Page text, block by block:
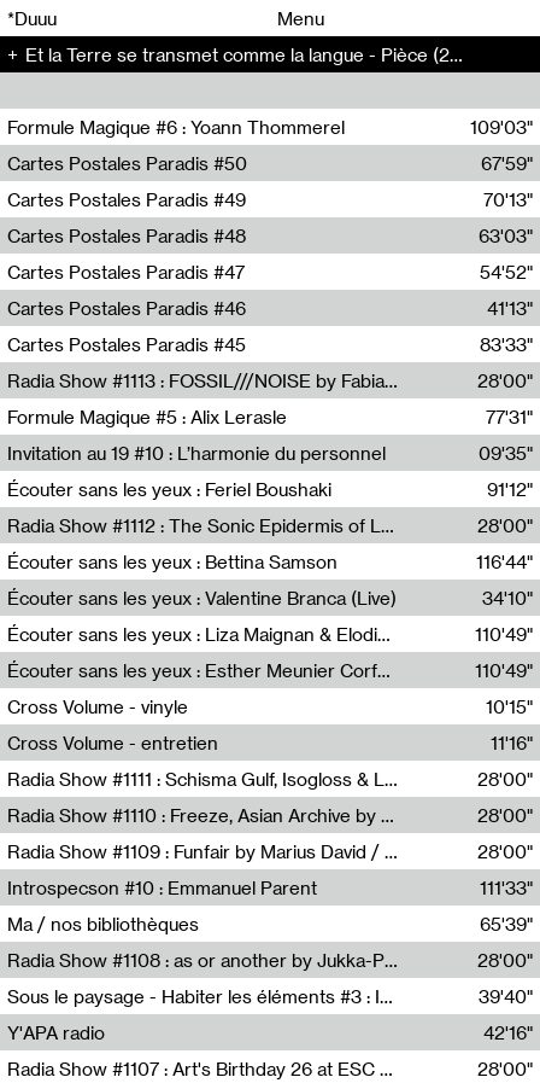
*Duuu
Menu
Et la Terre se transmet comme la langue - Pièce (209)
Formule Magique #6 : Yoann Thommerel
Nathalie Lacroix,Yoann Thommerel
109'03"
Cartes Postales Paradis #50
Zoé Leroux
67'59"
Cartes Postales Paradis #49
Aurore Portales
70'13"
Cartes Postales Paradis #48
Mathias Dupaquier
63'03"
Cartes Postales Paradis #47
Raymond Engramer
54'52"
Cartes Postales Paradis #46
Sarah Banville
41'13"
Cartes Postales Paradis #45
Mateo Cuin
83'33"
Radia Show #1113 : FOSSIL///NOISE by Fabiana Gibim / Wave Farm
Wave Farm
28'00"
Formule Magique #5 : Alix Lerasle
Nathalie Lacroix
77'31"
Invitation au 19 #10 : L’harmonie du personnel
19, CRAC
09'35"
Écouter sans les yeux : Feriel Boushaki
Feriel Boushaki
91'12"
Radia Show #1112 : The Sonic Epidermis of Lake Léman by Paul Courlet / Guest Slot
28'00"
Écouter sans les yeux : Bettina Samson
Bettina Samson
116'44"
Écouter sans les yeux : Valentine Branca (Live)
Valentine Branca
34'10"
Écouter sans les yeux : Liza Maignan & Elodie Lecat
Liza Maignan,Elodie Lecat
110'49"
Écouter sans les yeux : Esther Meunier Corfdyr
Esther Meunier Corfdyr
110'49"
Cross Volume - vinyle
10'15"
Cross Volume - entretien
11'16"
Radia Show #1111 : Schisma Gulf, Isogloss & Lament For The Old Clock By Harvey Young / Resonance
Resonance
28'00"
Radia Show #1110 : Freeze, Asian Archive by Avita Maheen / Radio Worm
Radio WORM
28'00"
Radia Show #1109 : Funfair by Marius David / JET FM
Jet FM
28'00"
Introspecson #10 : Emmanuel Parent
Pierre Henry,Emmanuel Parent
111'33"
Ma / nos bibliothèques
Sarah Tritz,Elene Lapiashivili,Justin Marconnet,Mateo Cuche,Esther Lechevalier,Suzie Lecroart,Romance Castelet
65'39"
Radia Show #1108 : as or another by Jukka-Pekka Kervinen / Rádio Zero
Radio Zero
28'00"
Sous le paysage - Habiter les éléments #3 : Interprétations, rituels et symboliques des éléments
Nastassja Martin
39'40"
Y'APA radio
Pierrick Mouton
42'16"
Radia Show #1107 : Art's Birthday 26 at ESC - Medien Kunst Labor
28'00"
00 00
00 00